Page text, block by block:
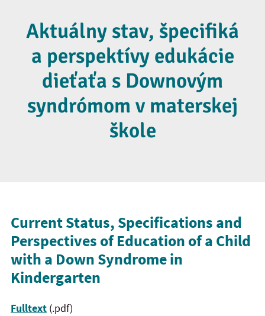
Aktuálny stav, špecifiká
a perspektívy edukácie
dieťaťa s Downovým
syndrómom v materskej
škole
Current Status, Specifications and
Perspectives of Education of a Child
with a Down Syndrome in
Kindergarten
Fulltext (.pdf)